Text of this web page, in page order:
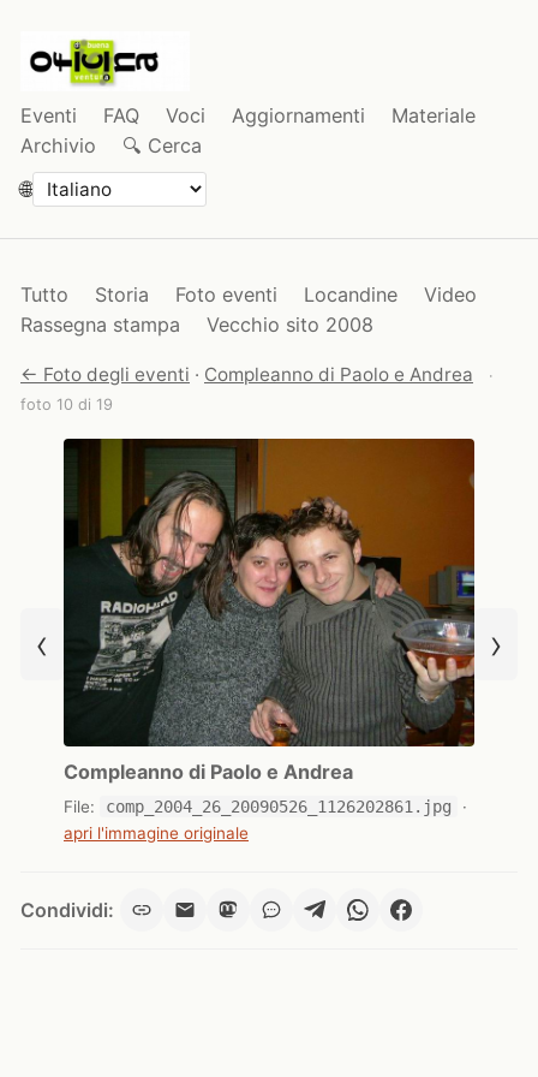
Eventi FAQ Voci Aggiornamenti
Materiale
Archivio
🔍 Cerca
🌐
Tutto Storia Foto eventi Locandine
Video
Rassegna stampa
Vecchio sito 2008
← Foto degli eventi · Compleanno di Paolo e Andrea
·
foto 10 di 19
‹
Compleanno di Paolo e Andrea
File: comp_2004_26_20090526_1126202861.jpg
·
apri l'immagine originale
›
Condividi: